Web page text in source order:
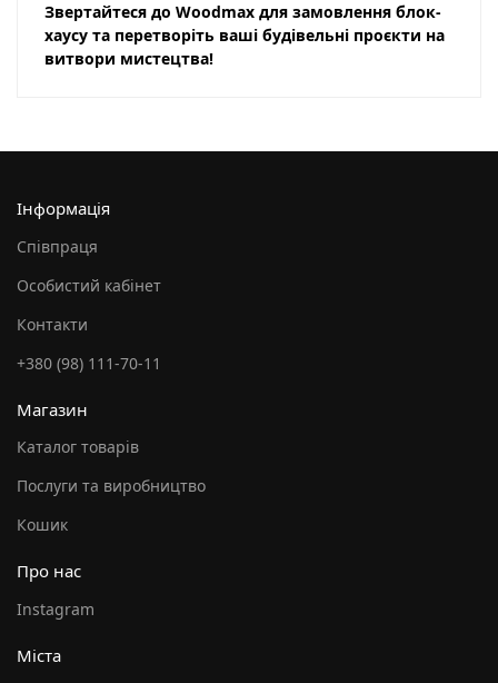
Звертайтеся до Woodmax для замовлення блок-
хаусу та перетворіть ваші будівельні проєкти на
витвори мистецтва!
Інформація
Співпраця
Особистий кабінет
Контакти
+380 (98) 111-70-11
Магазин
Каталог товарів
Послуги та виробництво
Кошик
Про нас
Instagram
Міста